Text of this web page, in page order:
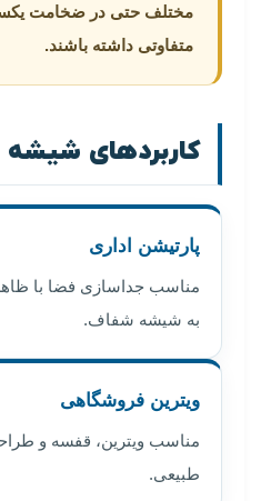
مختلف حتی در ضخامت
متفاوتی داشته باشند.
کاربردهای
پارتیشن اداری
مناسب جداسازی فضا با
به شیشه شفاف.
ویترین فروشگاهی
مناسب ویترین، قفسه و
طبیعی.